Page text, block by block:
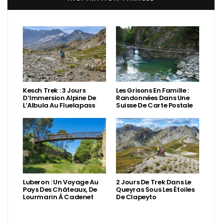
Kesch Trek : 3 Jours
D’Immersion Alpine De
L’Albula Au Fluelapass
Les Grisons En Famille :
Randonnées Dans Une
Suisse De Carte Postale
Luberon : Un Voyage Au
Pays Des Châteaux, De
Lourmarin À Cadenet
2 Jours De Trek Dans Le
Queyras Sous Les Étoiles
De Clapeyto